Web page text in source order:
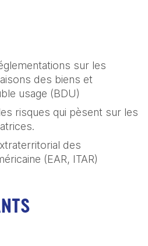
sur les
des biens et
usage (BDU)
risques qui pèsent sur les
des
(EAR, ITAR)